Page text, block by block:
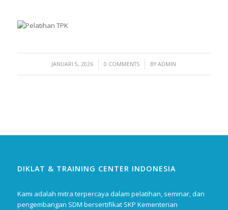
JANUARI 5, 2026
/ 0 COMMENTS
/ BYADMIN
DIKLAT & TRAINING CENTER INDONESIA
Kami adalah mitra terpercaya dalam pelatihan, seminar, dan
pengembangan SDM bersertifikat SKP Kementerian